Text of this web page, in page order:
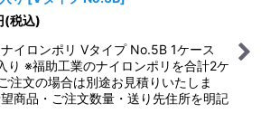
(税込)
イロンポリ Vタイプ No.5B 1ケース
り ※福助工業のナイロンポリを合計2ケ
注文の場合は別途お見積りいたしま
商品・ご注文数量・送り先住所を明記